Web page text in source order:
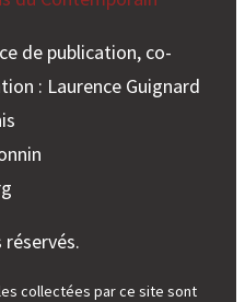
de publication, co-
: Laurence Guignard
réservés.
collectées par ce site sont